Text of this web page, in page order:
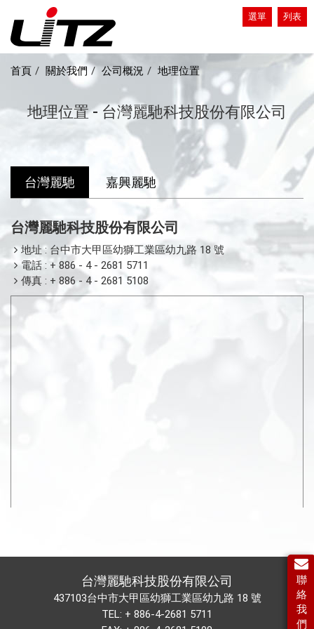
選單 列表
首頁 關於我們 公司概況 地理位置
地理位置 - 台灣麗馳科技股份有限公司
台灣麗馳 嘉興麗馳
台灣麗馳科技股份有限公司
地址 : 台中市大甲區幼獅工業區幼九路 18 號
電話 : + 886 - 4 - 2681 5711
傳真 : + 886 - 4 - 2681 5108
聯
絡
我
們
台灣麗馳科技股份有限公司
437103台中市大甲區幼獅工業區幼九路 18 號
TEL: + 886-4-2681 5711